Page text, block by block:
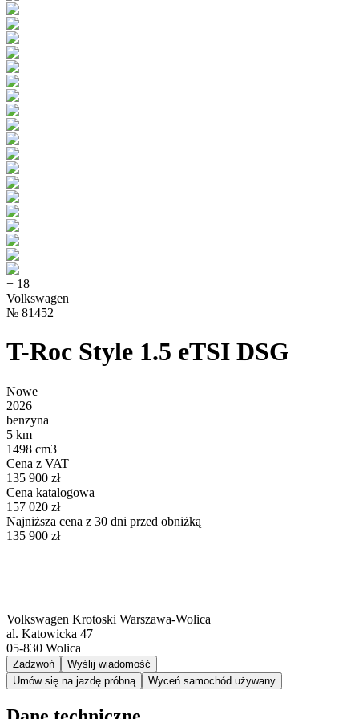
+ 18
Volkswagen
№ 81452
T-Roc Style 1.5 eTSI DSG
Nowe
2026
benzyna
5 km
1498 cm3
Cena z VAT
135 900 zł
Cena katalogowa
157 020 zł
Najniższa cena z 30 dni przed obniżką
135 900 zł
Volkswagen Krotoski Warszawa-Wolica
al. Katowicka 47
05-830 Wolica
Zadzwoń
Wyślij wiadomość
Umów się na jazdę próbną
Wyceń samochód używany